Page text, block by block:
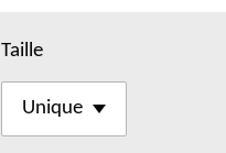
Taille